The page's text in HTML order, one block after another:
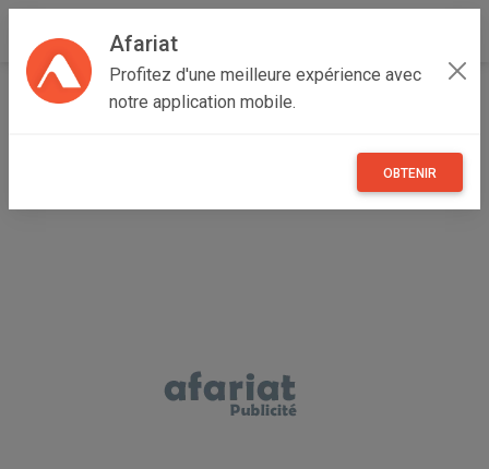
Afariat
Profitez d'une meilleure expérience avec
notre application mobile.
OBTENIR
Accueil Vêtements et objets personnels